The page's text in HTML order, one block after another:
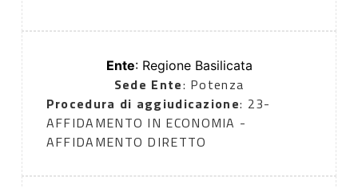
Ente: Regione Basilicata
Sede Ente: Potenza
Procedura di aggiudicazione: 23-
AFFIDAMENTO IN ECONOMIA -
AFFIDAMENTO DIRETTO